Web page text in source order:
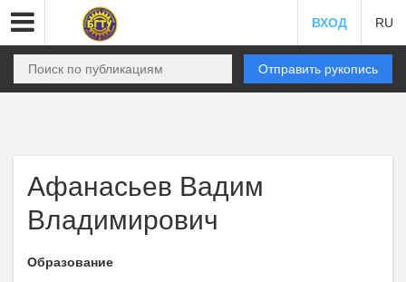
ВХОД RU
Отправить рукопись
Афанасьев Вадим
Владимирович
Образование